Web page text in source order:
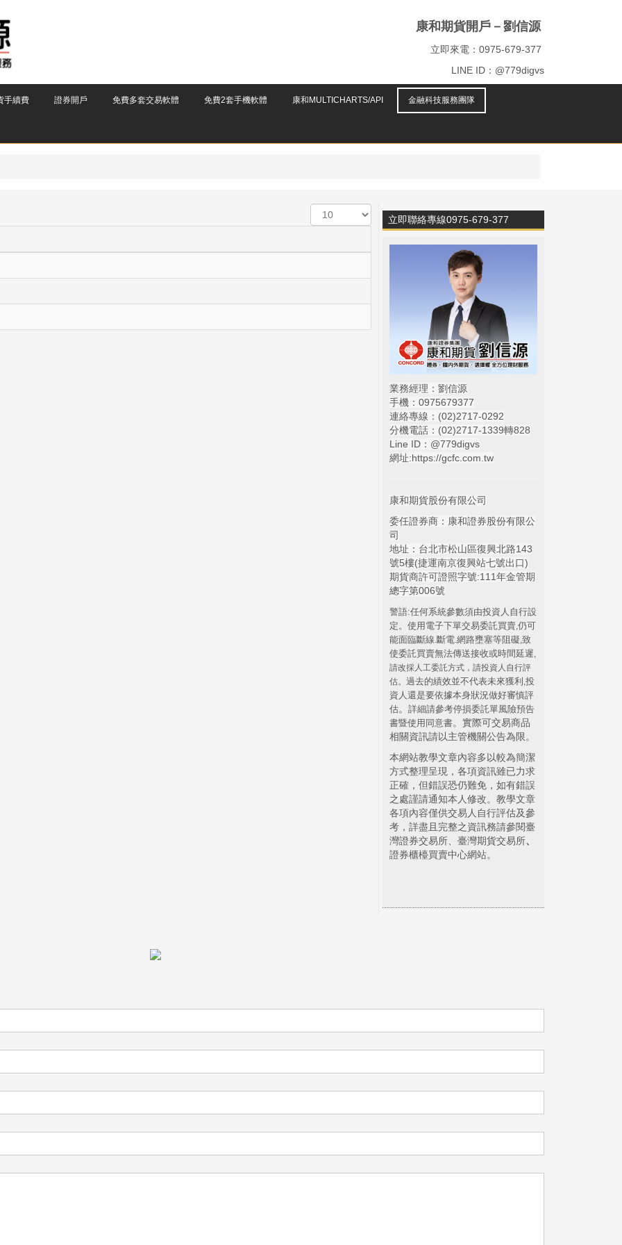
康和期貨開戶－劉信源
立即來電：0975-679-377
LINE ID：@779digvs
手續費 證券開戶 免費多套交易軟體 免費2套手機軟體 康和MULTICHARTS/API 金融科技服務團隊
示
目
立即聯絡專線0975-679-377
業務經理：劉信源
手機：0975679377
連絡專線：(02)2717-0292
分機電話：(02)2717-1339轉828
Line ID：@779digvs
網址:https://gcfc.com.tw
康和期貨股份有限公司
委任證券商：康和證券股份有限公
司
地址：台北市松山區復興北路143
號5樓(捷運南京復興站七號出口)
期貨商許可證照字號:111年金管期
總字第006號
警語:任何系統參數須由投資人自行設
定。使用電子下單交易委託買賣,仍可
能面臨斷線.斷電.網路壅塞等阻礙,致
使委託買賣無法傳送接收或時間延遲,
請改採人工委託方式，請投資人自行評
估。過去的績效並不代表未來獲利 ,投
資人還是要依據本身狀況做好審慎評
估。詳細請參考停損委託單風險預告
書暨使用同意書。實際可交易商品
相關資訊請以主管機關公告為限。
本網站教學文章內容多以較為簡潔
方式整理呈現，各項資訊雖已力求
正確，但錯誤恐仍難免，如有錯誤
之處謹請通知本人修改。教學文章
各項內容僅供交易人自行評估及參
考，詳盡且完整之資訊務請參閱臺
灣證券交易所、臺灣期貨交易所、
證券櫃檯買賣中心網站。